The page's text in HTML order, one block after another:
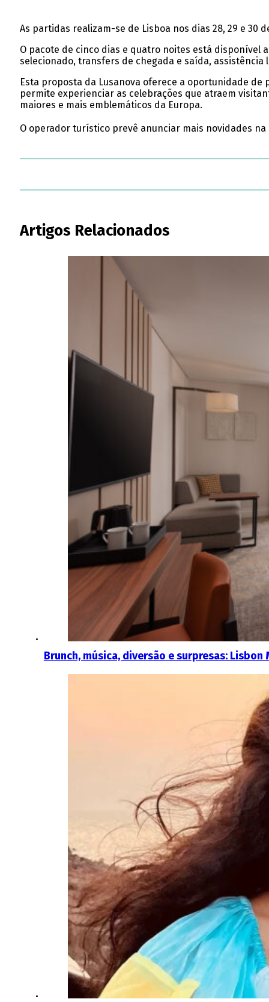
As partidas realizam-se de Lisboa nos dias 28, 29 e 30
O pacote de cinco dias e quatro noites está disponível
selecionado, transfers de chegada e saída, assistência
Esta proposta da Lusanova oferece a oportunidade
permite experienciar as celebrações que atraem
maiores e mais emblemáticos da Europa.
O operador turístico prevê anunciar mais novidades
Artigos Relacionados
Brunch, música, diversão e surpresas: